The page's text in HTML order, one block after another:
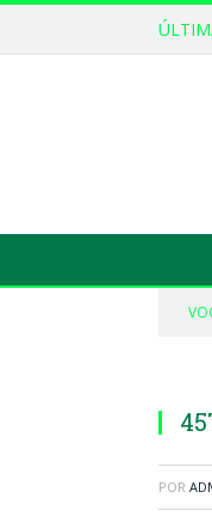
POR